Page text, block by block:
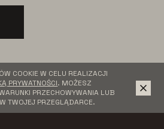
COOKIE W CELU REALIZACJI
PRYWATNOŚCI. MOŻESZ
PRZECHOWYWANIA LUB
TWOJEJ PRZEGLĄDARCE.